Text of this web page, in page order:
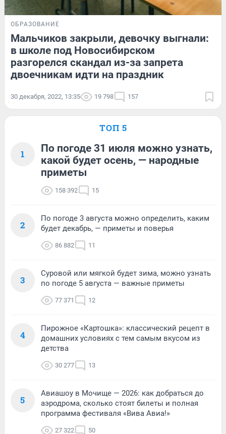
ОБРАЗОВАНИЕ
Мальчиков закрыли, девочку выгнали:
в школе под Новосибирском
разгорелся скандал из-за запрета
двоечникам идти на праздник
30 декабря, 2022, 13:35 19 798 157
ТОП 5
1
По погоде 31 июля можно узнать,
какой будет осень, — народные
приметы
158 392 15
2
По погоде 3 августа можно определить, каким
будет декабрь, — приметы и поверья
86 882 11
3
Суровой или мягкой будет зима, можно узнать
по погоде 5 августа — важные приметы
77 371 12
4
Пирожное «Картошка»: классический рецепт в
домашних условиях с тем самым вкусом из
детства
30 277 13
5
Авиашоу в Мочище — 2026: как добраться до
аэродрома, сколько стоят билеты и полная
программа фестиваля «Вива Авиа!»
27 322 50